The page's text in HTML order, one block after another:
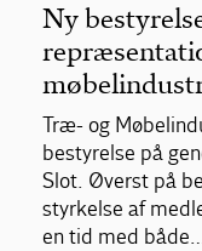
Ny
Træ- og
bestyrelse på
Slot. Øverst på
styrkelse af
en tid med